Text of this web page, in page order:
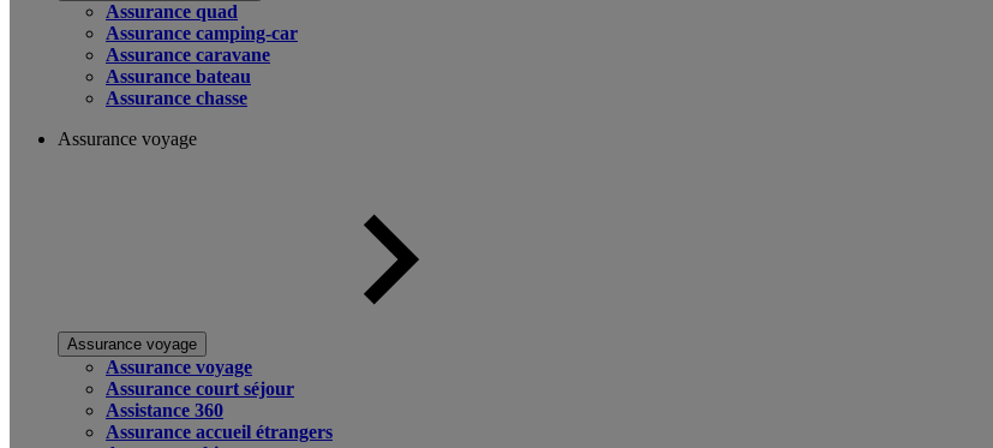
Assurance quad
Assurance camping-car
Assurance caravane
Assurance bateau
Assurance chasse
Assurance voyage
Assurance voyage
Assurance voyage
Assurance court séjour
Assistance 360
Assurance accueil étrangers